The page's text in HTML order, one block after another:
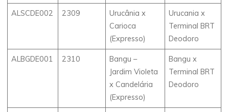
ALSCDE002 2309
Urucânia x
Carioca
(Expresso)
Urucania x
Terminal BRT
Deodoro
ALBGDE001 2310
Bangu –
Jardim Violeta
x Candelária
(Expresso)
Bangu x
Terminal BRT
Deodoro